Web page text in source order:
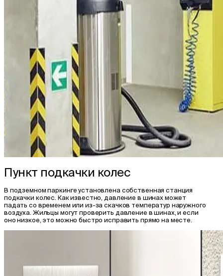
Пункт подкачки колес
В подземном паркинге установлена собственная станция
подкачки колес. Как известно, давление в шинах может
падать со временем или из-за скачков температур наружного
воздуха. Жильцы могут проверить давление в шинах, и если
оно низкое, это можно быстро исправить прямо на месте.